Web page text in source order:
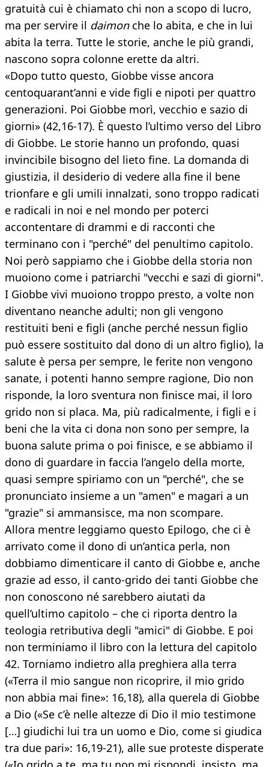
gratuità cui è chiamato chi non a scopo di lucro,
ma per servire il daimonche lo abita, e che in lui
abita la terra. Tutte le storie, anche le più grandi,
nascono sopra colonne erette da altri.
«Dopo tutto questo, Giobbe visse ancora
centoquarant’anni e vide figli e nipoti per quattro
generazioni. Poi Giobbe morì, vecchio e sazio di
giorni» (42,16-17). È questo l’ultimo verso del Libro
di Giobbe. Le storie hanno un profondo, quasi
invincibile bisogno del lieto fine. La domanda di
giustizia, il desiderio di vedere alla fine il bene
trionfare e gli umili innalzati, sono troppo radicati
e radicali in noi e nel mondo per poterci
accontentare di drammi e di racconti che
terminano con i "perché" del penultimo capitolo.
Noi però sappiamo che i Giobbe della storia non
muoiono come i patriarchi "vecchi e sazi di giorni".
I Giobbe vivi muoiono troppo presto, a volte non
diventano neanche adulti; non gli vengono
restituiti beni e figli (anche perché nessun figlio
può essere sostituito dal dono di un altro figlio), la
salute è persa per sempre, le ferite non vengono
sanate, i potenti hanno sempre ragione, Dio non
risponde, la loro sventura non finisce mai, il loro
grido non si placa. Ma, più radicalmente, i figli e i
beni che la vita ci dona non sono per sempre, la
buona salute prima o poi finisce, e se abbiamo il
dono di guardare in faccia l’angelo della morte,
quasi sempre spiriamo con un "perché", che se
pronunciato insieme a un "amen" e magari a un
"grazie" si ammansisce, ma non scompare.
Allora mentre leggiamo questo Epilogo, che ci è
arrivato come il dono di un’antica perla, non
dobbiamo dimenticare il canto di Giobbe e, anche
grazie ad esso, il canto-grido dei tanti Giobbe che
non conoscono né sarebbero aiutati da
quell’ultimo capitolo – che ci riporta dentro la
teologia retributiva degli "amici" di Giobbe. E poi
non terminiamo il libro con la lettura del capitolo
42. Torniamo indietro alla preghiera alla terra
(«Terra il mio sangue non ricoprire, il mio grido
non abbia mai fine»: 16,18), alla querela di Giobbe
a Dio («Se c’è nelle altezze di Dio il mio testimone
[…] giudichi lui tra un uomo e Dio, come si giudica
tra due pari»: 16,19-21), alle sue proteste disperate